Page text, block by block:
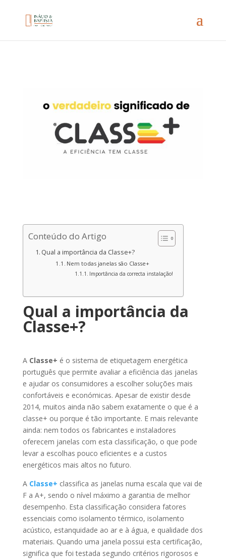
Conteúdo do Artigo
Qual a importância da Classe+?
Nem todas janelas são Classe+
Importância da correcta instalação!
Qual a importância da
Classe+?
A Classe+ é o sistema de etiquetagem energética
português que permite avaliar a eficiência das janelas
e ajudar os consumidores a escolher soluções mais
confortáveis e económicas. Apesar de existir desde
2014, muitos ainda não sabem exatamente o que é a
classe+ ou porque é tão importante. E mais relevante
ainda: nem todos os fabricantes e instaladores
oferecem janelas com esta classificação, o que pode
levar a escolhas pouco eficientes e a custos
energéticos mais altos no futuro.
A Classe+ classifica as janelas numa escala que vai de
F a A+, sendo o nível máximo a garantia de melhor
desempenho. Esta classificação considera fatores
essenciais como isolamento térmico, isolamento
acústico, estanquidade ao ar e à água, e qualidade dos
materiais. Quando uma janela possui esta certificação,
significa que foi testada segundo critérios rigorosos e